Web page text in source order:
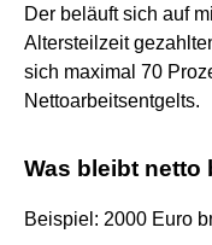
Der beläuft sich auf
Altersteilzeit
sich maximal 70
Nettoarbeitsentgelts.
Was bleibt netto
Beispiel: 2000 Euro